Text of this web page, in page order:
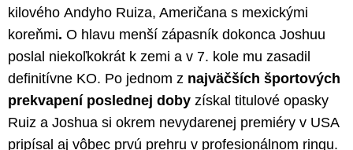
kilového Andyho Ruiza, Američana s mexickými
koreňmi. O hlavu menší zápasník dokonca Joshuu
poslal niekoľkokrát k zemi a v 7. kole mu zasadil
definitívne KO. Po jednom z najväčších športových
prekvapení poslednej doby získal titulové opasky
Ruiz a Joshua si okrem nevydarenej premiéry v USA
pripísal aj vôbec prvú prehru v profesionálnom ringu.